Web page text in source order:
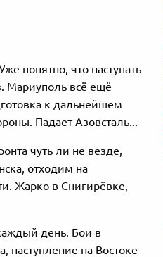
понятно, что наступать
Мариуполь всё ещё
к дальнейшем
Падает Азовсталь...
чуть ли не везде,
отходим на
Жарко в Снигирёвке,
день. Бои в
наступление на Востоке